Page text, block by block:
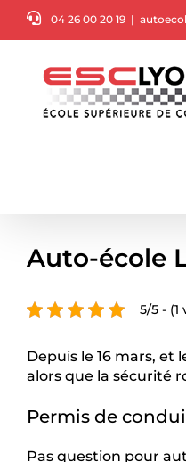
Passer
04 26 00 20 19 |
Auto-école
5/5 - (1
Depuis le 16 mars,
alors que la sécurité
Permis de
Pas question pour